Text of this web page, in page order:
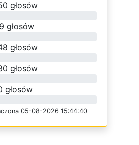
głosów
głosów
głosów
głosów
głosów
czona 05-08-2026 15:44:40